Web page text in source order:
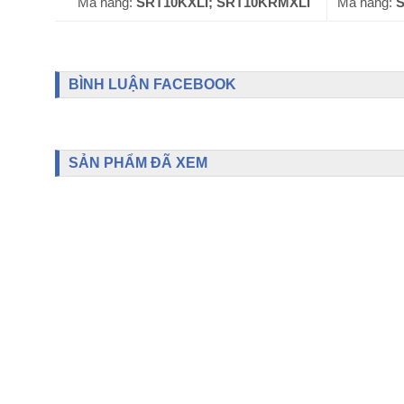
BÌNH LUẬN FACEBOOK
SẢN PHẨM ĐÃ XEM